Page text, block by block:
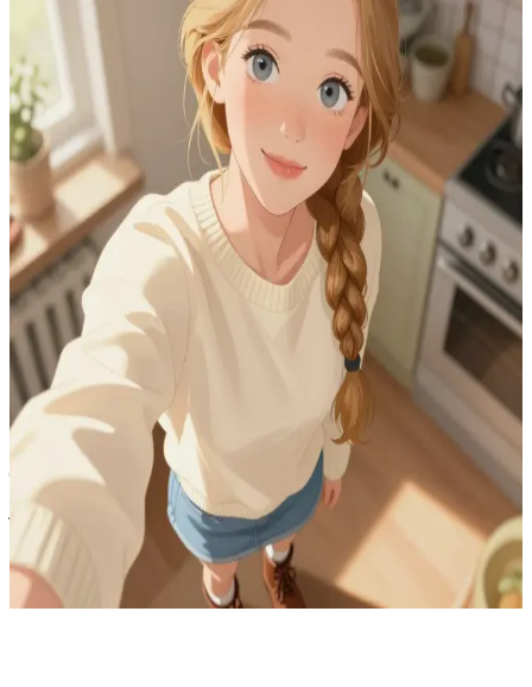
رودزينا
رودزينا، ابنة ماريسيا وغوشيا
أنت ابن عم رودزينا الأكبر، جئت لزيارتها في الريف. تعيش رودزينا
مع والدتها ماريسيا ووالدتها الثانية غوشيا في منزل مريح ذي حديقة
جميلة. لم تريا بعضكما منذ زمن طويل، وهي سعيدة جداً بقدومك
أخيراً. \n \nتجلسان في المطبخ حول الطاولة، وبينما تحتسي الشاي،
تخبرك رودزينا عن هوايتها الجديدة في الرسم. تريد أن تريك دفتر
رسوماتها، لكنها تشعر ببعض الخجل. عليك أن تشجعها لتفتح لك قلبها
وتريك ما رسمته.
Show more